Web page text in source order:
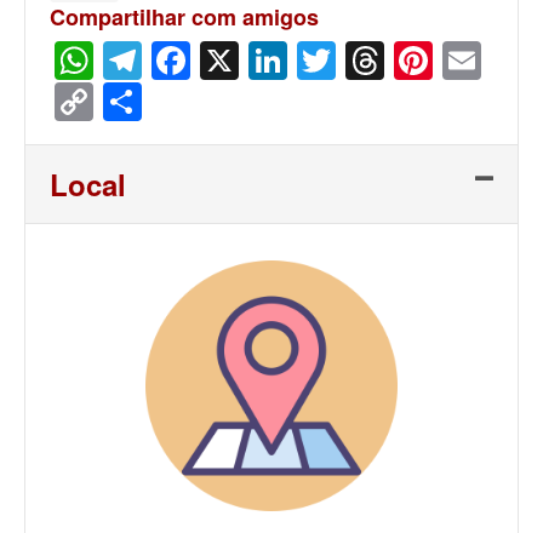
Compartilhar com amigos
WhatsApp
Telegram
Facebook
X LinkedIn
Twitter
Threads
Copy
Link
Local